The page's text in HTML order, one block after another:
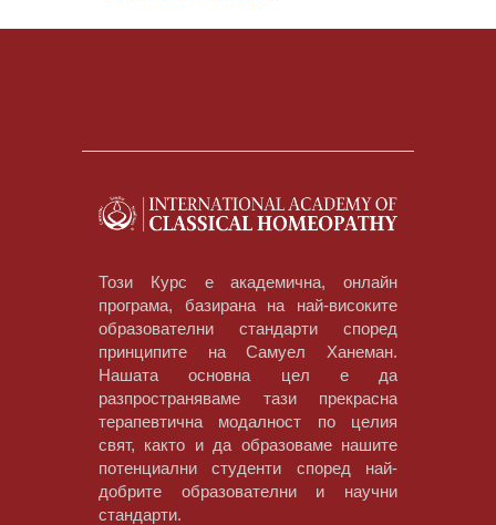
Този Курс е академична, онлайн
програма, базирана на най-високите
образователни стандарти според
принципите на Самуел Ханеман.
Нашата основна цел е да
разпространяваме тази прекрасна
терапевтична модалност по целия
свят, както и да образоваме нашите
потенциални студенти според най-
добрите образователни и научни
стандарти.